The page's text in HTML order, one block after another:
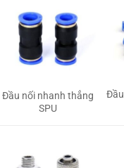
Đầu nối nhanh thẳng
SPU